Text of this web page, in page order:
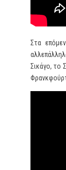
Στα
Σικάγο, το